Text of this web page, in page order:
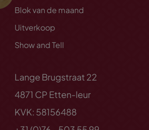
Blok van de maand
Uitverkoop
Show and Tell
Lange Brugstraat 22
4871 CP Etten-leur
KVK: 58156488